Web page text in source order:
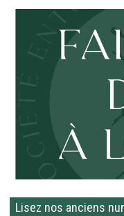
Lisez nos anciens